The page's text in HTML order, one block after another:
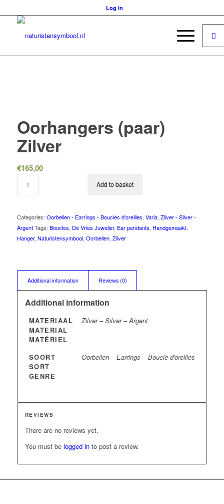
Log in
Oorhangers (paar)
Zilver
€165,00
Add to basket
Categories: Oorbellen - Earrings - Boucles d'oreilles, Varia, Zilver - Silver -
Argent Tags: Boucles, De Vries Juwelier, Ear pendants, Handgemaakt,
Hanger, Naturistensymbool, Oorbellen, Zilver
Additional information Reviews (0)
Additional information
MATERIAAL
MATERIAL
MATÉRIEL
Zilver – Silver – Argent
SOORT
SORT
GENRE
Oorbellen – Earrings – Boucle d'oreilles
REVIEWS
There are no reviews yet.
You must be logged into post a review.